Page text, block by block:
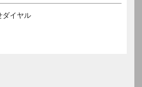
ダイヤル